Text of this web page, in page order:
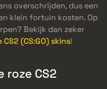
overschrijden, dus een
klein fortuin kosten. Op
Bekijk dan zeker
(CS:GO) skins!
roze CS2